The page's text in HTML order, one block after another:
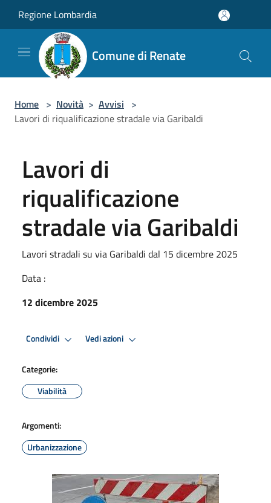
Regione Lombardia
Comune di Renate
Home > Novità > Avvisi >
Lavori di riqualificazione stradale via Garibaldi
Lavori di
riqualificazione
stradale via Garibaldi
Lavori stradali su via Garibaldi dal 15 dicembre 2025
Data :
12 dicembre 2025
Condividi Vedi azioni
Categorie:
Viabilità
Argomenti:
Urbanizzazione